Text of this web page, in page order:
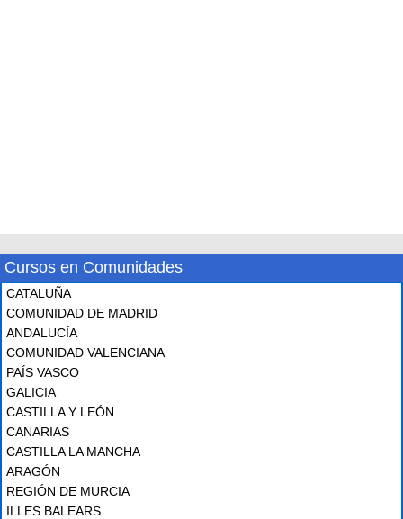
Cursos en Comunidades
CATALUÑA
COMUNIDAD DE MADRID
ANDALUCÍA
COMUNIDAD VALENCIANA
PAÍS VASCO
GALICIA
CASTILLA Y LEÓN
CANARIAS
CASTILLA LA MANCHA
ARAGÓN
REGIÓN DE MURCIA
ILLES BALEARS